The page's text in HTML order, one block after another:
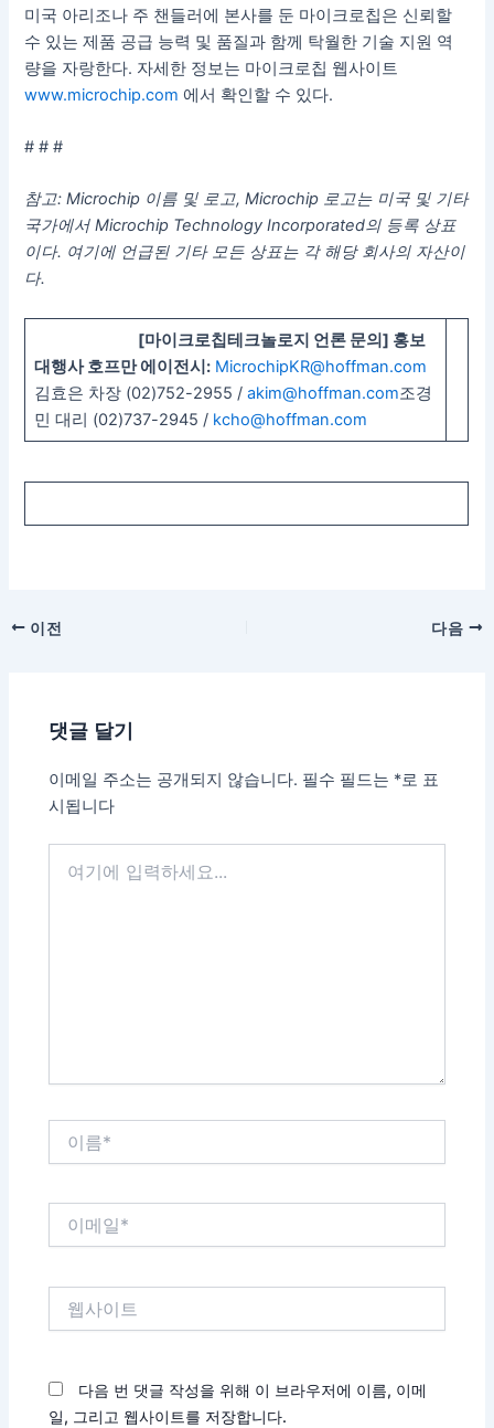
미국 아리조나 주 챈들러에 본사를 둔 마이크로칩은 신뢰할
수 있는 제품 공급 능력 및 품질과 함께 탁월한 기술 지원 역
량을 자랑한다. 자세한 정보는 마이크로칩 웹사이트
www.microchip.com 에서 확인할 수 있다.
# # #
참고: Microchip 이름 및 로고, Microchip 로고는 미국 및 기타
국가에서 Microchip Technology Incorporated의 등록 상표
이다. 여기에 언급된 기타 모든 상표는 각 해당 회사의 자산이
다.
[마이크로칩테크놀로지 언론 문의] 홍보
대행사 호프만 에이전시: MicrochipKR@hoffman.com
김효은 차장 (02)752-2955 / akim@hoffman.com조경
민 대리 (02)737-2945 / kcho@hoffman.com
이전 다음
댓글 달기
이메일 주소는 공개되지 않습니다. 필수 필드는 *로 표
시됩니다
다음 번 댓글 작성을 위해 이 브라우저에 이름, 이메
일, 그리고 웹사이트를 저장합니다.